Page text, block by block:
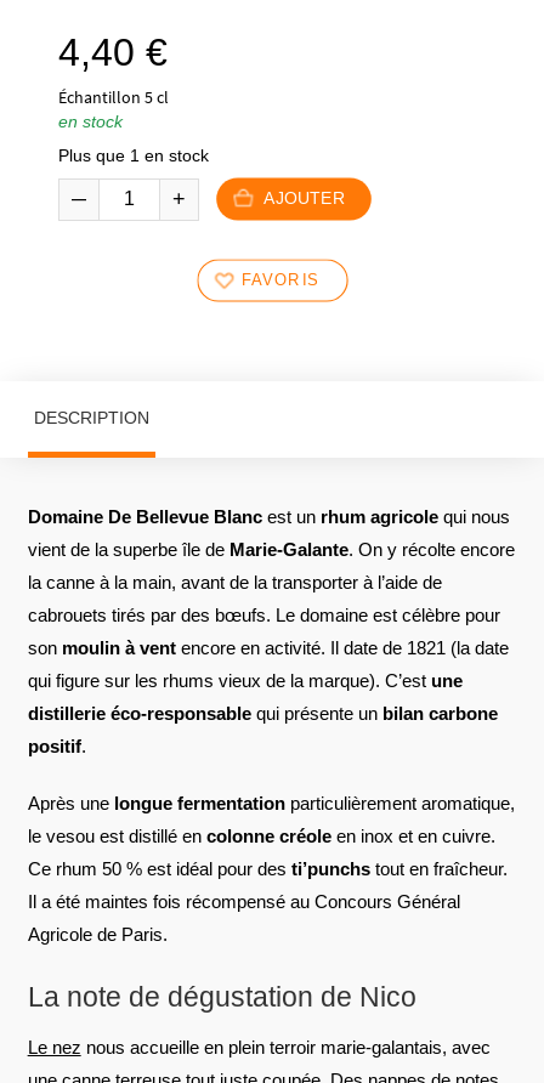
4,40 €
Échantillon 5 cl
en stock
Plus que 1 en stock
AJOUTER
FAVORIS
DESCRIPTION
Domaine De Bellevue Blancest un rhum agricolequi nous
vient de la superbe île de Marie-Galante. On y récolte encore
la canne à la main, avant de la transporter à l’aide de
cabrouets tirés par des bœufs. Le domaine est célèbre pour
son moulin à ventencore en activité. Il date de 1821 (la date
qui figure sur les rhums vieux de la marque). C’est une
distillerie éco-responsablequi présente un bilan carbone
positif.
Après une longue fermentationparticulièrement aromatique,
le vesou est distillé en colonne créoleen inox et en cuivre.
Ce rhum 50 % est idéal pour des ti’punchstout en fraîcheur.
Il a été maintes fois récompensé au Concours Général
Agricole de Paris.
La note de dégustation de Nico
Le nez nous accueille en plein terroir marie-galantais, avec